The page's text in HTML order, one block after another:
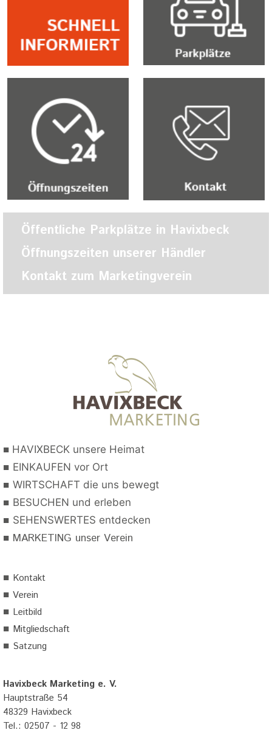
Öffentliche Parkplätze in Havixbeck
Öffnungszeiten unserer Händler
Kontakt zum Marketingverein
■ HAVIXBECK unsere Heimat
■ EINKAUFEN vor Ort
■ WIRTSCHAFT die uns bewegt
■ BESUCHEN und erleben
■ SEHENSWERTES entdecken
■ MARKETING unser Verein
■ Kontakt
■ Verein
■ Leitbild
■ Mitgliedschaft
■ Satzung
Havixbeck Marketing e. V.
Hauptstraße 54
48329 Havixbeck
Tel.: 02507 - 12 98